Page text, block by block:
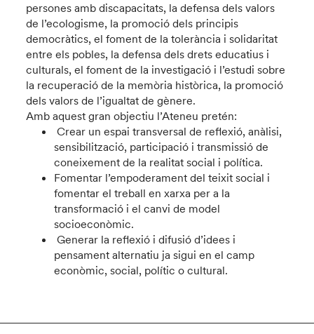
persones amb discapacitats, la defensa dels valors
de l’ecologisme, la promoció dels principis
democràtics, el foment de la tolerància i solidaritat
entre els pobles, la defensa dels drets educatius i
culturals, el foment de la investigació i l’estudi sobre
la recuperació de la memòria històrica, la promoció
dels valors de l’igualtat de gènere.
Amb aquest gran objectiu l’Ateneu pretén:
Crear un espai transversal de reflexió, anàlisi,
sensibilització, participació i transmissió de
coneixement de la realitat social i política.
Fomentar l’empoderament del teixit social i
fomentar el treball en xarxa per a la
transformació i el canvi de model
socioeconòmic.
Generar la reflexió i difusió d’idees i
pensament alternatiu ja sigui en el camp
econòmic, social, polític o cultural.